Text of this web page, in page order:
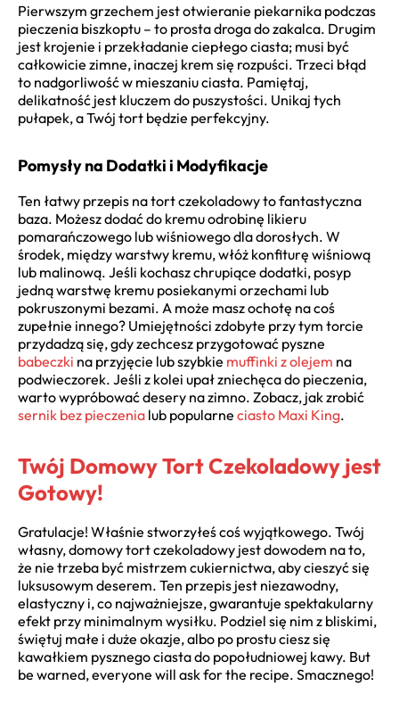
Pierwszym grzechem jest otwieranie piekarnika podczas
pieczenia biszkoptu – to prosta droga do zakalca. Drugim
jest krojenie i przekładanie ciepłego ciasta; musi być
całkowicie zimne, inaczej krem się rozpuści. Trzeci błąd
to nadgorliwość w mieszaniu ciasta. Pamiętaj,
delikatność jest kluczem do puszystości. Unikaj tych
pułapek, a Twój tort będzie perfekcyjny.
Pomysły na Dodatki i Modyfikacje
Ten łatwy przepis na tort czekoladowy to fantastyczna
baza. Możesz dodać do kremu odrobinę likieru
pomarańczowego lub wiśniowego dla dorosłych. W
środek, między warstwy kremu, włóż konfiturę wiśniową
lub malinową. Jeśli kochasz chrupiące dodatki, posyp
jedną warstwę kremu posiekanymi orzechami lub
pokruszonymi bezami. A może masz ochotę na coś
zupełnie innego? Umiejętności zdobyte przy tym torcie
przydadzą się, gdy zechcesz przygotować pyszne
babeczki na przyjęcie lub szybkie muffinki z olejem na
podwieczorek. Jeśli z kolei upał zniechęca do pieczenia,
warto wypróbować desery na zimno. Zobacz, jak zrobić
sernik bez pieczenia lub popularne ciasto Maxi King.
Twój Domowy Tort Czekoladowy jest
Gotowy!
Gratulacje! Właśnie stworzyłeś coś wyjątkowego. Twój
własny, domowy tort czekoladowy jest dowodem na to,
że nie trzeba być mistrzem cukiernictwa, aby cieszyć się
luksusowym deserem. Ten przepis jest niezawodny,
elastyczny i, co najważniejsze, gwarantuje spektakularny
efekt przy minimalnym wysiłku. Podziel się nim z bliskimi,
świętuj małe i duże okazje, albo po prostu ciesz się
kawałkiem pysznego ciasta do popołudniowej kawy. But
be warned, everyone will ask for the recipe. Smacznego!